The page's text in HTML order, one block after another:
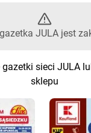
JULA jest
sieci JULA
sklepu